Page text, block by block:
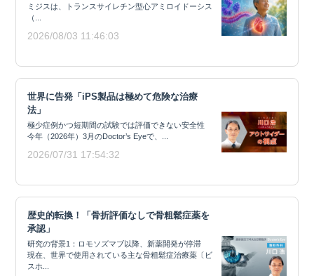
ミジスは、トランスサイレチン型心アミロイドーシス
（...
2026/08/03 11:46:03
世界に告発「iPS製品は極めて危険な治療
法」
極少症例かつ短期間の試験では評価できない安全性
今年（2026年）3月のDoctor’s Eyeで、...
2026/07/31 17:54:32
歴史的転換！「骨折評価なしで骨粗鬆症薬を
承認」
研究の背景1：ロモソズマブ以降、新薬開発が停滞
現在、世界で使用されている主な骨粗鬆症治療薬〔ビ
スホ...